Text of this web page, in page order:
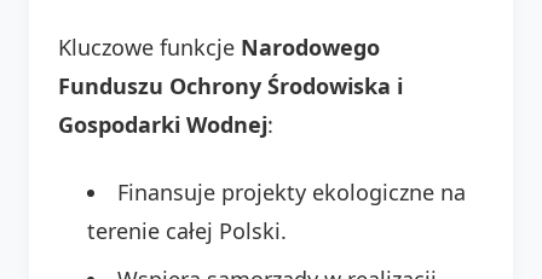
Kluczowe funkcje Narodowego
Funduszu Ochrony Środowiska i
Gospodarki Wodnej:
Finansuje projekty ekologiczne na
terenie całej Polski.